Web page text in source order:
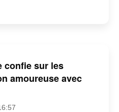
confie sur les
amoureuse avec